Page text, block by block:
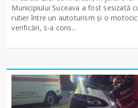
Municipiului Suceava a fost sesizată
rutier între un autoturism și o
verificări, s-a cons...